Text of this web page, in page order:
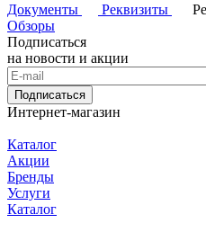
Документы
Реквизиты
Обзоры
Подписаться
на новости и акции
Подписаться
Интернет-магазин
Каталог
Акции
Бренды
Услуги
Каталог